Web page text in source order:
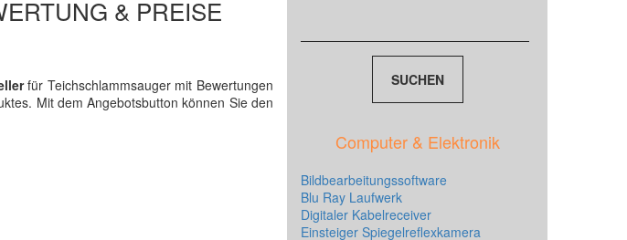
& PREISE
für Teichschlammsauger mit Bewertungen
Mit dem Angebotsbutton können Sie den
Computer & Elektronik
Bildbearbeitungssoftware
Blu Ray Laufwerk
Digitaler Kabelreceiver
Einsteiger Spiegelreflexkamera